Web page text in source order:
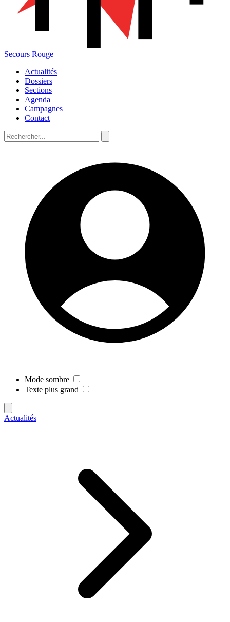
Secours Rouge
Actualités
Dossiers
Sections
Agenda
Campagnes
Contact
Mode sombre
Texte plus grand
Actualités